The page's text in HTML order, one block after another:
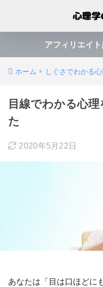
アフィリエイ
ホーム しぐさでわかる
目線でわかる心
た
2020年5月22日
あなたは「目は口ほどに